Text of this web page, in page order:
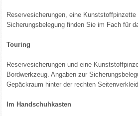
Reservesicherungen, eine Kunststoffpinzette
Sicherungsbelegung finden Sie im Fach für
Touring
Reservesicherungen und eine
Bordwerkzeug. Angaben zur
Gepäckraum hinter der rechten
Im Handschuhkasten